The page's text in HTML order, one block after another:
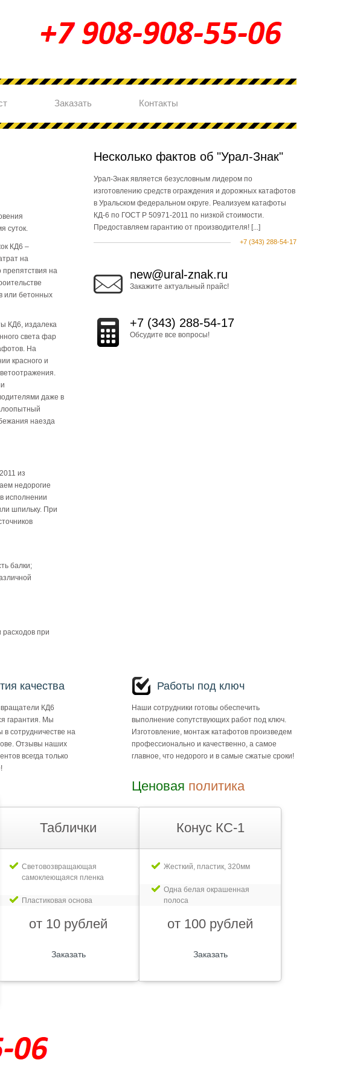
Заказать Контакты
суток.
КД6 –
на
на
или бетонных
КД6, издалека
света фар
На
красного и
даже в
наезда
из
недорогие
исполнении
шпильку. При
балки;
при
Несколько фактов об "Урал-Знак"
Урал-Знак является безусловным лидером по
изготовлению средств ограждения и дорожных катафотов
в Уральском федеральном округе. Реализуем катафоты
КД-6 по ГОСТ Р 50971-2011 по низкой стоимости.
Предоставляем гарантию от производителя! [...]
+7 (343) 288-54-17
new@ural-znak.ru
Закажите актуальный прайс!
+7 (343) 288-54-17
Обсудите все вопросы!
качества
КД6
гарантия. Мы
в сотрудничестве на
Отзывы наших
всегда только
Работы под ключ
Наши сотрудники готовы обеспечить
выполнение сопутствующих работ под ключ.
Изготовление, монтаж катафотов произведем
профессионально и качественно, а самое
главное, что недорого и в самые сжатые сроки!
Ценовая политика
Таблички
Световозвращающая
самоклеющаяся пленка
Пластиковая основа
от 10 рублей
Заказать
Конус КС-1
Жесткий, пластик, 320мм
Одна белая окрашенная
полоса
от 100 рублей
Заказать